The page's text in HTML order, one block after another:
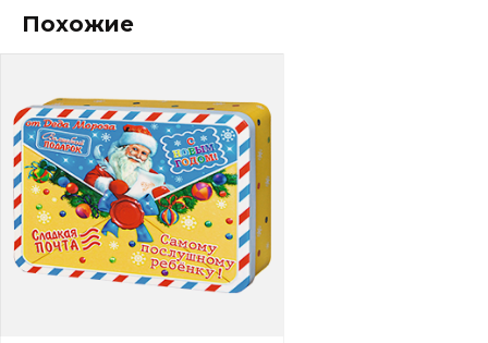
Похожие